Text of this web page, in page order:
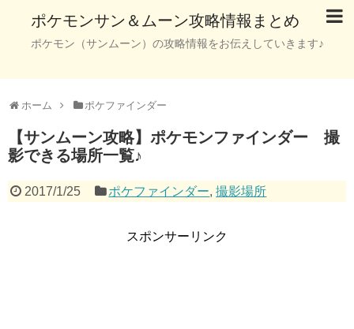
ポケモンサン＆ムーン攻略情報まとめ
ポケモン（サンムーン）の攻略情報をお伝えしていきます♪
ホーム ポケファインダー
【サンムーン攻略】ポケモンファインダー 撮
影できる場所一覧♪
2017/1/25 ポケファインダー,撮影場所
スポンサーリンク